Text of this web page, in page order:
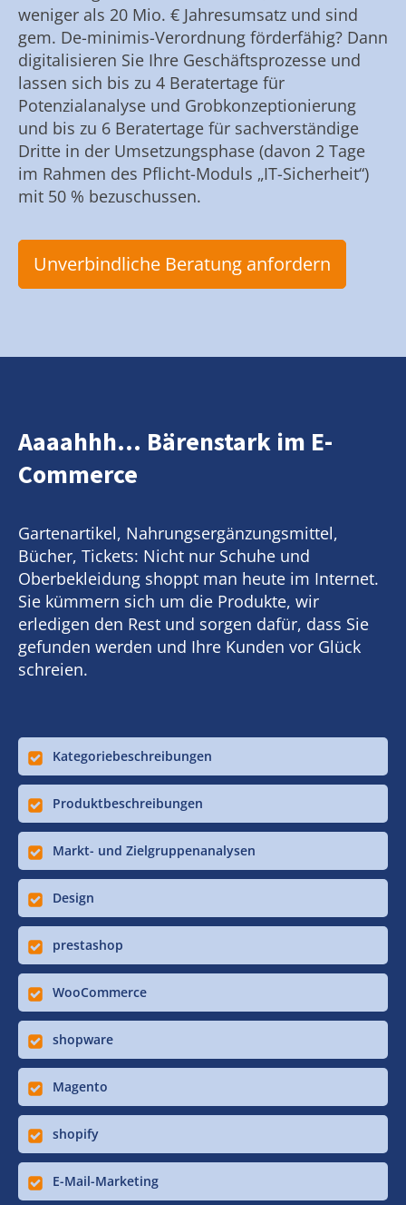
weniger als 20 Mio. € Jahresumsatz und sind
gem. De-minimis-Verordnung förderfähig? Dann
digitalisieren Sie Ihre Geschäftsprozesse und
lassen sich bis zu 4 Beratertage für
Potenzialanalyse und Grobkonzeptionierung
und bis zu 6 Beratertage für sachverständige
Dritte in der Umsetzungsphase (davon 2 Tage
im Rahmen des Pflicht-Moduls „IT-Sicherheit“)
mit 50 % bezuschussen.
Unverbindliche Beratung anfordern
Aaaahhh... Bärenstark im E-
Commerce
Gartenartikel, Nahrungsergänzungsmittel,
Bücher, Tickets: Nicht nur Schuhe und
Oberbekleidung shoppt man heute im Internet.
Sie kümmern sich um die Produkte, wir
erledigen den Rest und sorgen dafür, dass Sie
gefunden werden und Ihre Kunden vor Glück
schreien.
Kategoriebeschreibungen
Produktbeschreibungen
Markt- und Zielgruppenanalysen
Design
prestashop
WooCommerce
shopware
Magento
shopify
E-Mail-Marketing